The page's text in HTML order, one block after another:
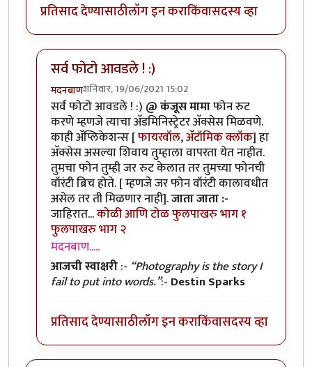
प्रतिसाद देण्यासाठीलॉग इन कराकिंवासदस्य व्हा
सर्व फोटो आवडले ! :)
मदनबाणशनिवार, 19/06/2021 15:02
In reply toमोबाइल रूट करणे?byकंजूस
सर्व फोटो आवडले ! :) @ कंजूस मामाफोन रुट
करणे म्हणजे त्याचा अ‍ॅडमिनिस्ट्रेटर अ‍ॅक्सेस मिळवणे.
काही अ‍ॅप्लिकेशन्स [फायरवॉल,अ‍ॅटॉमिक क्लॉक] हा
अ‍ॅक्सेस असल्या शिवाय तुम्हाला वापरता येत नाहीत.
तुमचा फोन तुम्ही जर रुट केलात तर तुमच्या फोनची
वॉरंटी ब्रिच होते. [ म्हणजे जर फोन वॉरंटी कालावधीत
असेल तर ती मिळणार नाही].जाता जाता :-
जाहिरात...कोळी आणि टोळफुलपाखरु भाग १
फुलपाखरु भाग २
मदनबाण.....
आजची स्वाक्षरी:- “Photography is the story I
fail to put into words.”:- Destin Sparks
प्रतिसाद देण्यासाठीलॉग इन कराकिंवासदस्य व्हा